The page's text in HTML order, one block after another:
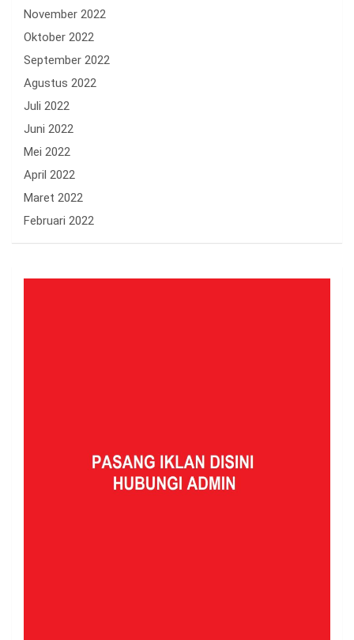
November 2022
Oktober 2022
September 2022
Agustus 2022
Juli 2022
Juni 2022
Mei 2022
April 2022
Maret 2022
Februari 2022